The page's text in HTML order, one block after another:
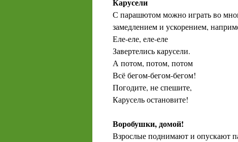
С парашютом можно играть во
замедлением и ускорением,
Еле-еле, еле-еле
Завертелись карусели.
А потом, потом, потом
Всё бегом-бегом-бегом!
Погодите, не спешите,
Карусель остановите!
Воробушки, домой!
Взрослые поднимают и опускают